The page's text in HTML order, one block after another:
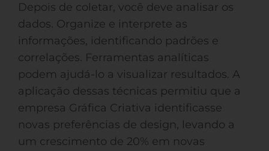
Depois de coletar, você deve analisar os
dados. Organize e interprete as
informações, identificando padrões e
correlações. Ferramentas analíticas
podem ajudá-lo a visualizar resultados. A
aplicação dessas técnicas permitiu que a
empresa Gráfica Criativa identificasse
novas preferências de design, levando a
um crescimento de 20% em novas